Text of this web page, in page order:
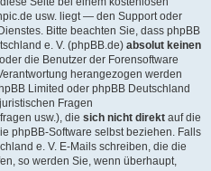
usw. liegt — den Support oder
Bitte beachten Sie, dass phpBB
e. V. (phpBB.de) absolut keinen
die Benutzer der Forensoftware
herangezogen werden
Limited oder phpBB Deutschland
Fragen
usw.), die sich nicht direkt auf die
phpBB-Software selbst beziehen. Falls
e. V. E-Mails schreiben, die die
so werden Sie, wenn überhaupt,